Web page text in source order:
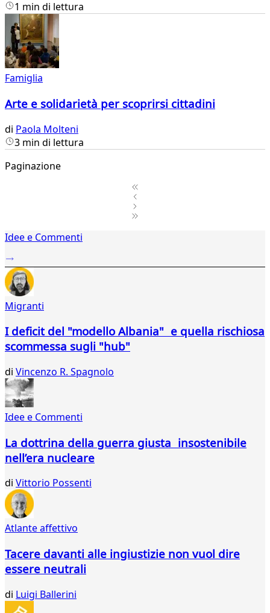
1 min di lettura
Famiglia
Arte e solidarietà per scoprirsi cittadini
di Paola Molteni
3 min di lettura
Paginazione
2Idee e Commenti
Migranti
I deficit del "modello Albania" e quella rischiosa
scommessa sugli "hub"
di Vincenzo R. Spagnolo
Idee e Commenti
La dottrina della guerra giusta insostenibile
nell’era nucleare
di Vittorio Possenti
Atlante affettivo
Tacere davanti alle ingiustizie non vuol dire
essere neutrali
di Luigi Ballerini